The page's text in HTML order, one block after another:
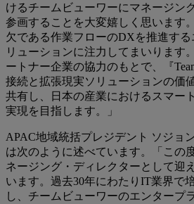
けるチームビューワーにマネージン
参画することを大変嬉しく思います
欠である作業フローのDXを推進す
リューションに注力してまいります
ートナー企業の協力のもとで、『
接続と拡張現実ソリューションの価
共有し、日本の産業におけるスマー
実現を目指します。」
APAC地域統括プレジデント ソジョン
は次のように述べています。「この
ネージング・ディレクターとして迎
います。過去30年にわたりIT業界で
し、チームビューワーのエンタープ